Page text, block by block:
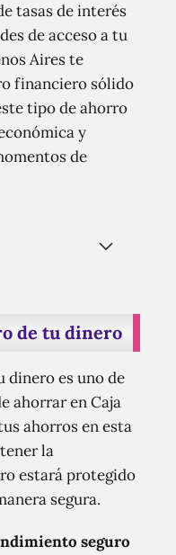
tasas de interés
de acceso a tu
Aires te
financiero sólido
tipo de ahorro
y
de
de tu dinero
dinero es uno de
ahorrar en Caja
ahorros en esta
la
estará protegido
segura.
seguro